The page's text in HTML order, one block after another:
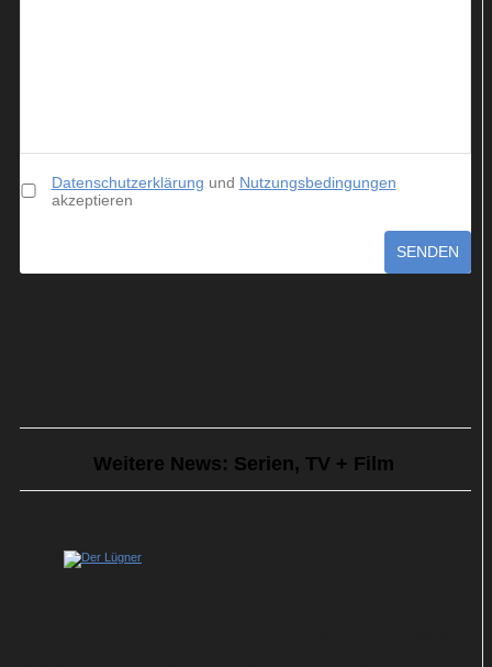
Datenschutzerklärung und Nutzungsbedingungen
akzeptieren
SENDEN
Weitere News: Serien, TV + Film